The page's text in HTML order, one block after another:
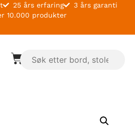
25 års erfaring
3 års garanti
10.000 produkter